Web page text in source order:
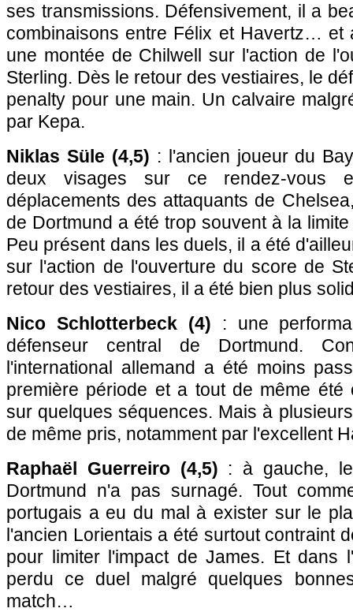
ses transmissions. Défensivement, il a
combinaisons entre Félix et Havertz… et
une montée de Chilwell sur l'action de
Sterling. Dès le retour des vestiaires, le
penalty pour une main. Un calvaire
par Kepa.
Niklas Süle (4,5) : l'ancien joueur du
deux visages sur ce rendez-vous
déplacements des attaquants de
de Dortmund a été trop souvent à la
Peu présent dans les duels, il a été
sur l'action de l'ouverture du score de
retour des vestiaires, il a été bien plus
Nico Schlotterbeck (4) : une
défenseur central de Dortmund.
l'international allemand a été moins
première période et a tout de même été
sur quelques séquences. Mais à
de même pris, notamment par l'excellent
Raphaël Guerreiro (4,5) : à gauche,
Dortmund n'a pas surnagé. Tout
portugais a eu du mal à exister sur le
l'ancien Lorientais a été surtout contraint
pour limiter l'impact de James. Et dans
perdu ce duel malgré quelques
match…